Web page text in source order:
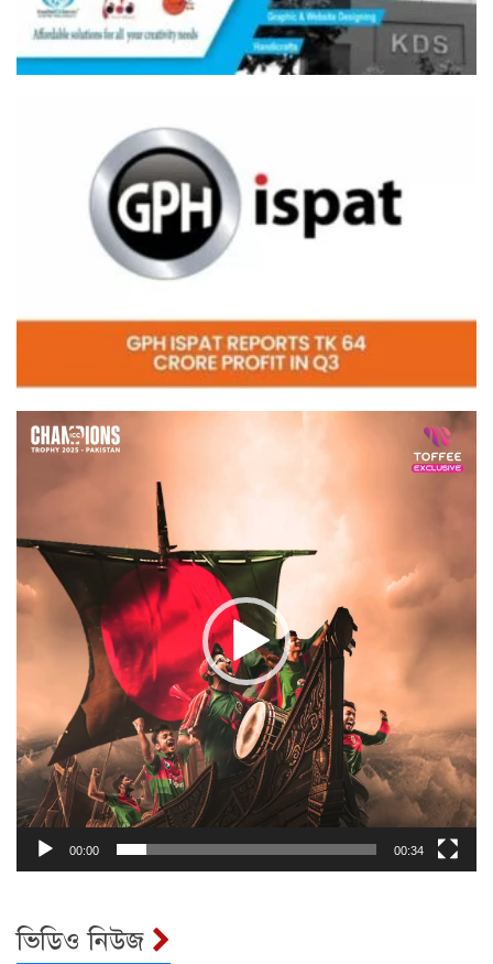
Video
Player
00:00 00:34
ভিডিও নিউজ